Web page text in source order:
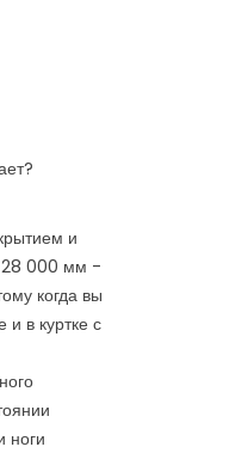
и
28 000 мм -
когда вы
в куртке с
ноги